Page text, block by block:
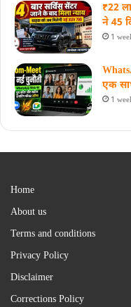
₹22
ने 45
1
एक
1
Home
About us
Terms and conditions
Privacy Policy
Disclaimer
Corrections Policy